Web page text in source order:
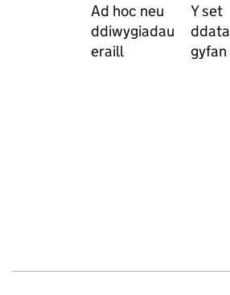
Ad hoc neu
ddiwygiadau
eraill
Y set
ddata
gyfan